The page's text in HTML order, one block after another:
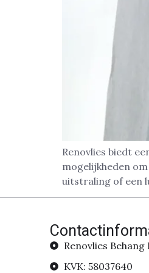
Renovlies biedt
mogelijkheden
uitstraling of een
Renovlies
KVK: 58037640